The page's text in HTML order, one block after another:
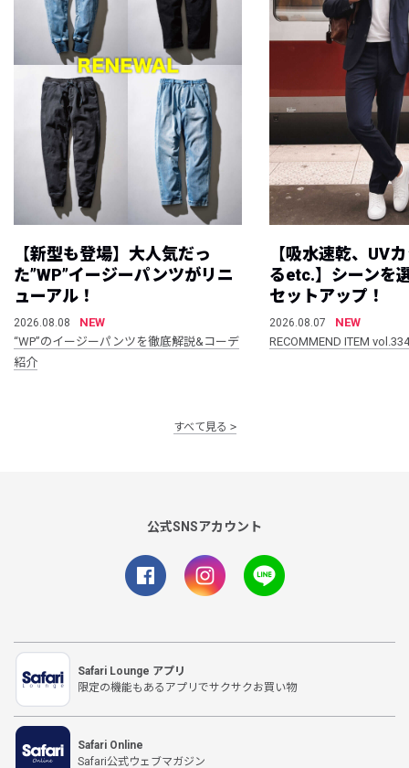
【新型も登場】大人気だっ
た”WP”イージーパンツがリニ
ューアル！
2026.08.08
NEW
“WP”のイージーパンツを徹底解説&コーデ
紹介
【吸水速乾、UV
るetc.】シーンを
セットアップ！
2026.08.07
NEW
RECOMMEND ITEM vol.334
すべて見る
公式SNSアカウント
Safari Lounge アプリ
限定の機能もあるアプリでサクサクお買い物
Safari Online
Safari公式ウェブマガジン